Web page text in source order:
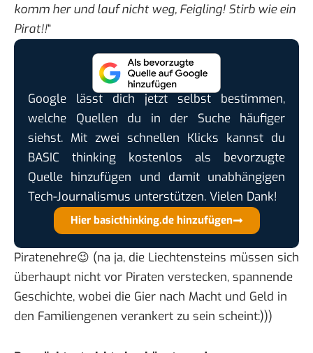
komm her und lauf nicht weg, Feigling! Stirb wie ein
Pirat!!“
Google lässt dich jetzt selbst bestimmen,
welche Quellen du in der Suche häufiger
siehst. Mit zwei schnellen Klicks kannst du
BASIC thinking kostenlos als bevorzugte
Quelle hinzufügen und damit unabhängigen
Tech-Journalismus unterstützen. Vielen Dank!
Hier basicthinking.de hinzufügen
Piratenehre😉 (na ja, die Liechtensteins müssen sich
überhaupt nicht vor Piraten verstecken, spannende
Geschichte, wobei die Gier nach Macht und Geld in
den Familiengenen verankert zu sein scheint:)))